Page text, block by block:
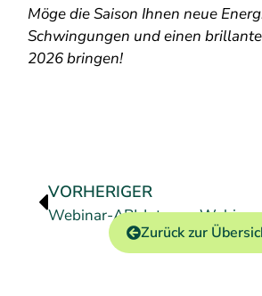
Möge die Saison Ihnen neue
Schwingungen und einen
2026 bringen!
VORHERIGER
Webinar-API-Integrationen
Zurück zur